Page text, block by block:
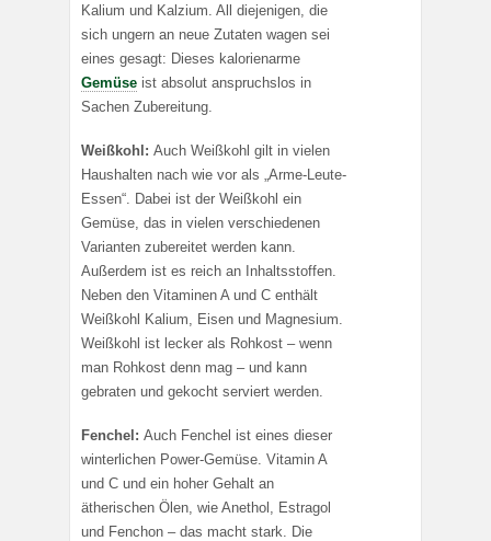
Kalium und Kalzium. All diejenigen, die
sich ungern an neue Zutaten wagen sei
eines gesagt: Dieses kalorienarme
Gemüse ist absolut anspruchslos in
Sachen Zubereitung.
Weißkohl: Auch Weißkohl gilt in vielen
Haushalten nach wie vor als „Arme-Leute-
Essen“. Dabei ist der Weißkohl ein
Gemüse, das in vielen verschiedenen
Varianten zubereitet werden kann.
Außerdem ist es reich an Inhaltsstoffen.
Neben den Vitaminen A und C enthält
Weißkohl Kalium, Eisen und Magnesium.
Weißkohl ist lecker als Rohkost – wenn
man Rohkost denn mag – und kann
gebraten und gekocht serviert werden.
Fenchel: Auch Fenchel ist eines dieser
winterlichen Power-Gemüse. Vitamin A
und C und ein hoher Gehalt an
ätherischen Ölen, wie Anethol, Estragol
und Fenchon – das macht stark. Die